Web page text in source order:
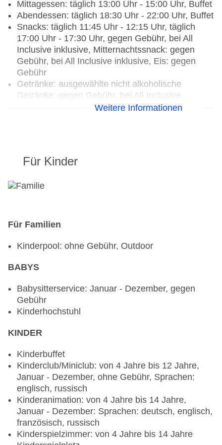
Mittagessen: täglich 13:00 Uhr - 15:00 Uhr, Buffet
Abendessen: täglich 18:30 Uhr - 22:00 Uhr, Buffet
Snacks: täglich 11:45 Uhr - 12:15 Uhr, täglich
17:00 Uhr - 17:30 Uhr, gegen Gebühr, bei All
Inclusive inklusive, Mitternachtssnack: gegen
Gebühr, bei All Inclusive inklusive, Eis: gegen
Gebühr
Getränke: ausgewählte nicht alkoholische
Getränke: gegen Gebühr, bei All Inclusive
inklusive, ausgewählte internationale alkoholische
inklusive
Restaurants: 4
Anfrage & Reservierung notwendig, Kinderbuffet:
Anfrage & Reservierung notwendig, vegetarische
Gerichte: ohne Gebühr, Anfrage & Reservierung
notwendig, Buffet, Showcooking, Anfrage &
Januar - Dezember, täglich 07:00 Uhr - 10:30 Uhr,
13:00 Uhr - 15:00 Uhr und 18:30 Uhr - 22:00 Uhr,
klimatisierbar, mit Terrasse, Kinderhochstuhl,
Restaurant „Bahari Bar & Grill“: Küche:
Grillgerichte, vegetarische Gerichte: gegen
Gebühr, Anfrage & Reservierung notwendig, à la
carte, Reservierung nicht notwendig, gegen
Gebühr, Januar - Dezember, täglich 09:00 Uhr -
22:30 Uhr und 24 Stunden, am Strand,
Raucherbereich
Restaurant „Sensasia“: Küche: asiatisch,
thailändisch, vegetarische Gerichte: gegen
Weitere Informationen
Für Kinder
Für Familien
Kinderpool: ohne Gebühr, Outdoor
BABYS
Babysitterservice: Januar - Dezember, gegen
Gebühr
Kinderhochstuhl
KINDER
Kinderbuffet
Kinderclub/Miniclub: von 4 Jahre bis 12 Jahre,
Januar - Dezember, ohne Gebühr, Sprachen:
englisch, russisch
Kinderanimation: von 4 Jahre bis 14 Jahre,
Januar - Dezember: Sprachen: deutsch, englisch,
französisch, russisch
Kinderspielzimmer: von 4 Jahre bis 14 Jahre